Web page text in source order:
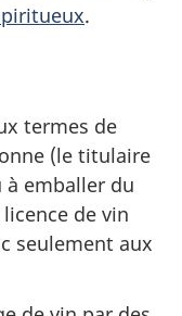
.
termes de
(le titulaire
à emballer du
de vin
seulement aux